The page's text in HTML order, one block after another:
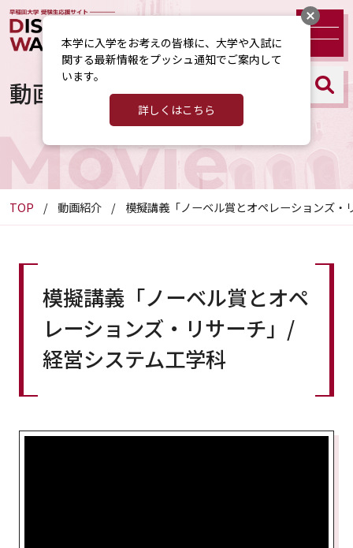
動画紹介
TOP 動画紹介 模擬講義「ノーベル賞とオペレーションズ
模擬講義「ノーベル賞とオペ
レーションズ・リサーチ」/
経営システム工学科
本学に入学をお考えの皆様に、大学や入試に
関する最新情報をプッシュ通知でご案内して
います。
詳しくはこちら